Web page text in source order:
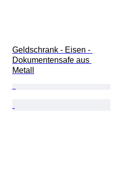
Geldschrank - Eisen -
Dokumentensafe aus
Metall